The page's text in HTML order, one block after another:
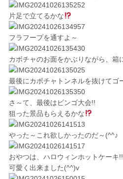
片足で立てるかな
フラフープを通すよ～
カボチャのお面をかぶりながら、箱
最後にカボチャトンネルを抜けてゴ
さ～て、最後はビンゴ大会!!
狙った景品もらえるかな
やった～これ欲しかったのだ～(^^♪
おやつは、ハロウィンホットケーキ!!
可愛く出来ました(^^)v